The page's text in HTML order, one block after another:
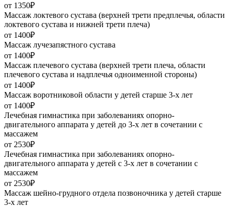
от 1350₽
Массаж локтевого сустава (верхней трети предплечья, области
локтевого сустава и нижней трети плеча)
от 1400₽
Массаж лучезапястного сустава
от 1400₽
Массаж плечевого сустава (верхней трети плеча, области
плечевого сустава и надплечья одноименной стороны)
от 1400₽
Массаж воротниковой области у детей старше 3-х лет
от 1400₽
Лечебная гимнастика при заболеваниях опорно-
двигательного аппарата у детей до 3-х лет в сочетании с
массажем
от 2530₽
Лечебная гимнастика при заболеваниях опорно-
двигательного аппарата у детей с 3-х лет в сочетании с
массажем
от 2530₽
Массаж шейно-грудного отдела позвоночника у детей старше
3-х лет